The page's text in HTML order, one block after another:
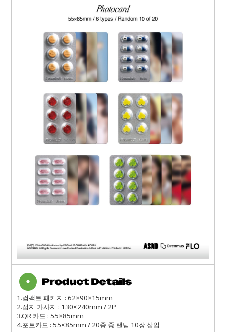
1.컴팩트 패키지 : 62×90×15mm
2.접지 가사지 : 130×240mm / 2P
3.QR 카드 : 55×85mm
4.포토카드 : 55×85mm / 20종 중 랜덤 10장 삽입